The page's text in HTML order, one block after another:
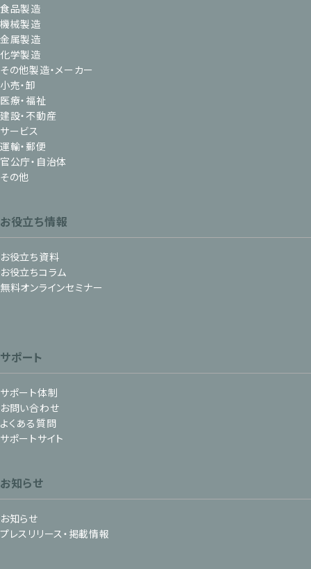
食品製造
機械製造
金属製造
化学製造
その他製造・メーカー
小売・卸
医療・福祉
建設・不動産
サービス
運輸・郵便
官公庁・自治体
その他
お役立ち情報
お役立ち資料
お役立ちコラム
無料オンラインセミナー
サポート
サポート体制
お問い合わせ
よくある質問
サポートサイト
お知らせ
お知らせ
プレスリリース・掲載情報